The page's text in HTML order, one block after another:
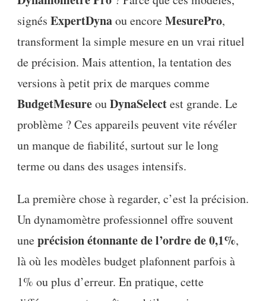
signés ExpertDynaou encoreMesurePro,
transforment la simple mesure en un vrai rituel
de précision. Mais attention, la tentation des
versions à petit prix de marques comme
BudgetMesureouDynaSelectest grande. Le
problème ? Ces appareils peuvent vite révéler
un manque de fiabilité, surtout sur le long
terme ou dans des usages intensifs.
La première chose à regarder, c’est la précision.
Un dynamomètre professionnel offre souvent
uneprécision étonnante de l’ordre de 0,1%,
là où les modèles budget plafonnent parfois à
1% ou plus d’erreur. En pratique, cette